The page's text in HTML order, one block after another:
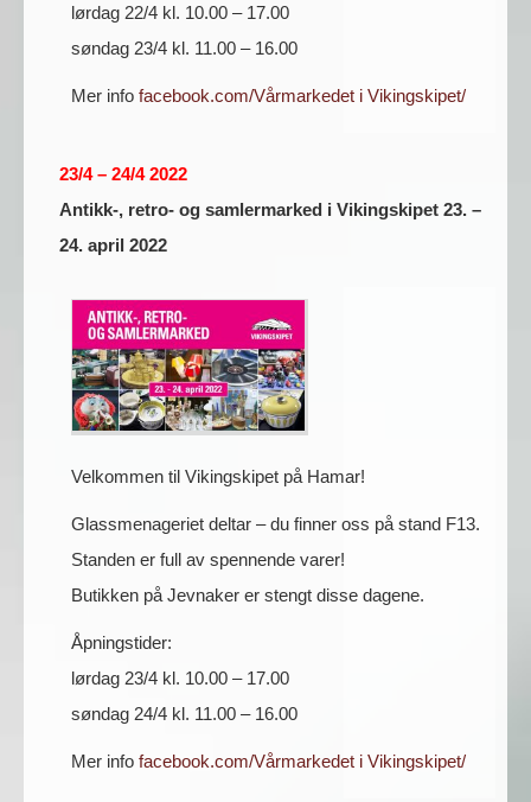
lørdag 22/4 kl. 10.00 – 17.00
søndag 23/4 kl. 11.00 – 16.00
Mer info facebook.com/Vårmarkedet i Vikingskipet/
23/4 – 24/4 2022
Antikk-, retro- og samlermarked i Vikingskipet 23. –
24. april 2022
Velkommen til Vikingskipet på Hamar!
Glassmenageriet deltar – du finner oss på stand F13.
Standen er full av spennende varer!
Butikken på Jevnaker er stengt disse dagene.
Åpningstider:
lørdag 23/4 kl. 10.00 – 17.00
søndag 24/4 kl. 11.00 – 16.00
Mer info facebook.com/Vårmarkedet i Vikingskipet/